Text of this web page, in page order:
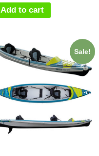
Add to cart
Sale!